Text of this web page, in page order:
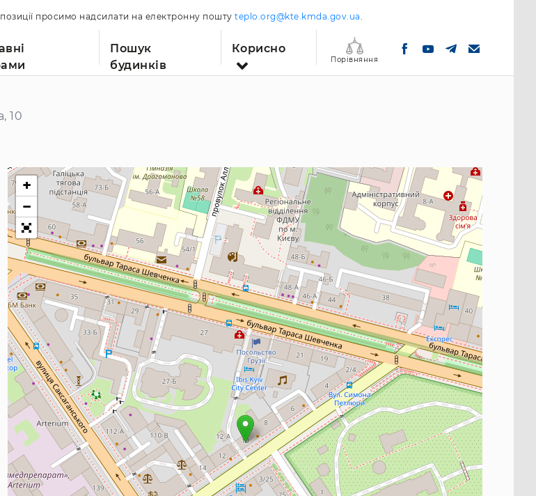
просимо надсилати на електронну пошту teplo.org@kte.kmda.gov.ua.
Пошук
будинків
Корисно
Порівняння
10
+
−